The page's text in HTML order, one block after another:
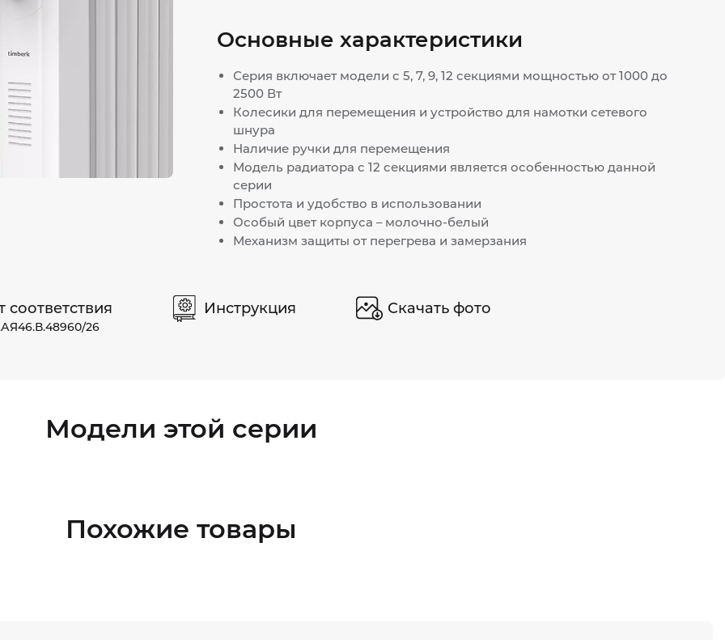
Основные характеристики
Серия включает модели с 5, 7, 9, 12 секциями мощностью от 1000 до
2500 Вт
Колесики для перемещения и устройство для намотки сетевого
шнура
Наличие ручки для перемещения
Модель радиатора с 12 секциями является особенностью данной
серии
Простота и удобство в использовании
Особый цвет корпуса – молочно-белый
Механизм защиты от перегрева и замерзания
соответствия
26
Инструкция Скачать фото
Модели этой серии
Похожие товары